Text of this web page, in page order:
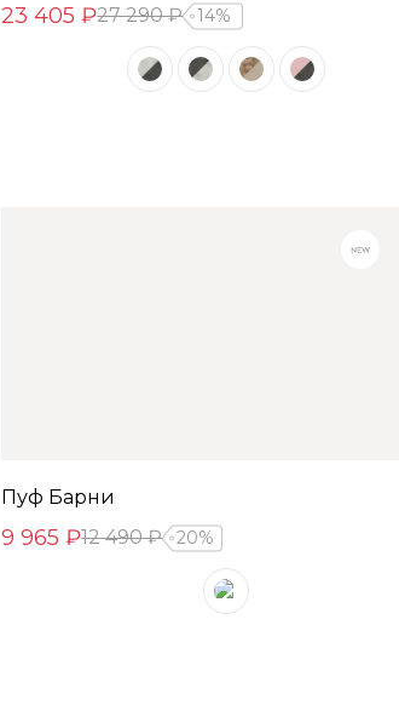
23 405 ₽27 290 ₽ 14%
Пуф Барни
9 965 ₽12 490 ₽ 20%